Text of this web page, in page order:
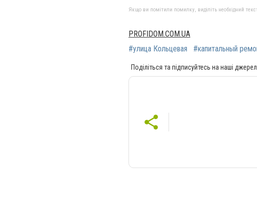
Якщо ви помітили помилку, виділіть необхідний
PROFIDOM.COM.UA
#улица Кольцевая
#капитальный
Поділіться та підписуйтесь на наші